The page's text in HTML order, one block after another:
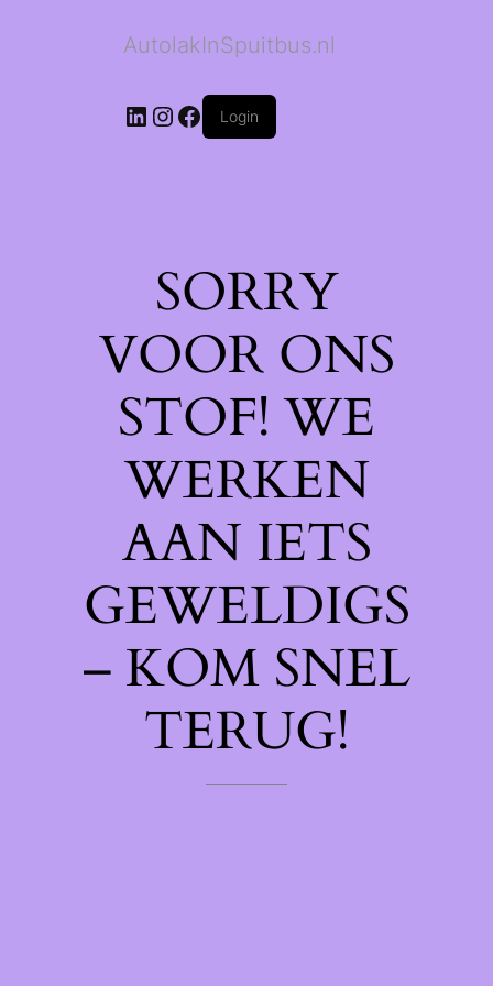
AutolakInSpuitbus.nl
LinkedIn
Instagram
Facebook
Login
SORRY
VOOR ONS
STOF! WE
WERKEN
AAN IETS
GEWELDIGS
– KOM SNEL
TERUG!